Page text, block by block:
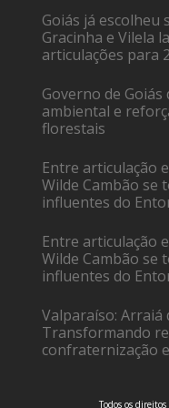
Goiás já escolheu
Gracinha e Vilela
articulações para
Governo de
ambiental e
florestais
Entre articulação
Wilde Cambão se
influentes do
Entre articulação
Wilde Cambão se
influentes do
Valparaíso:
Transformando
confraternização
Todos os